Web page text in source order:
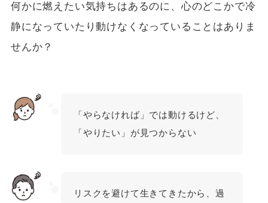
何かに燃えたい気持ちはあるのに、心のどこかで冷
静になっていたり動けなくなっていることはありま
せんか？
「やらなければ」では動けるけど、
「やりたい」が見つからない
リスクを避けて生きてきたから、過